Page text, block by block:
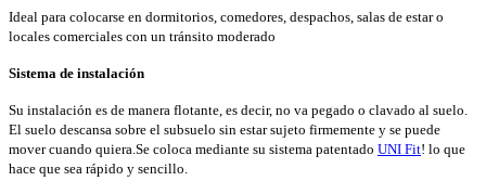
Ideal para colocarse en dormitorios, comedores, despachos, salas de estar o
locales comerciales con un tránsito moderado
Sistema de instalación
Su instalación es de manera flotante, es decir, no va pegado o clavado al suelo.
El suelo descansa sobre el subsuelo sin estar sujeto firmemente y se puede
mover cuando quiera.Se coloca mediante su sistema patentado UNI Fit! lo que
hace que sea rápido y sencillo.